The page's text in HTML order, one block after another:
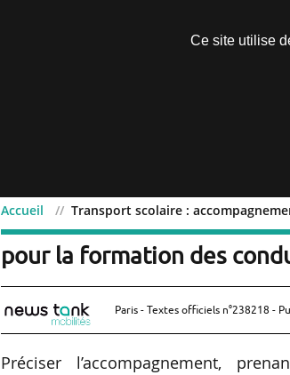
Accueil Transport scolaire :
Transport scolaire :
pour la formation des
Paris - Textes officiels n°238218 -
Préciser l’accompagnement,
Ce site utilise